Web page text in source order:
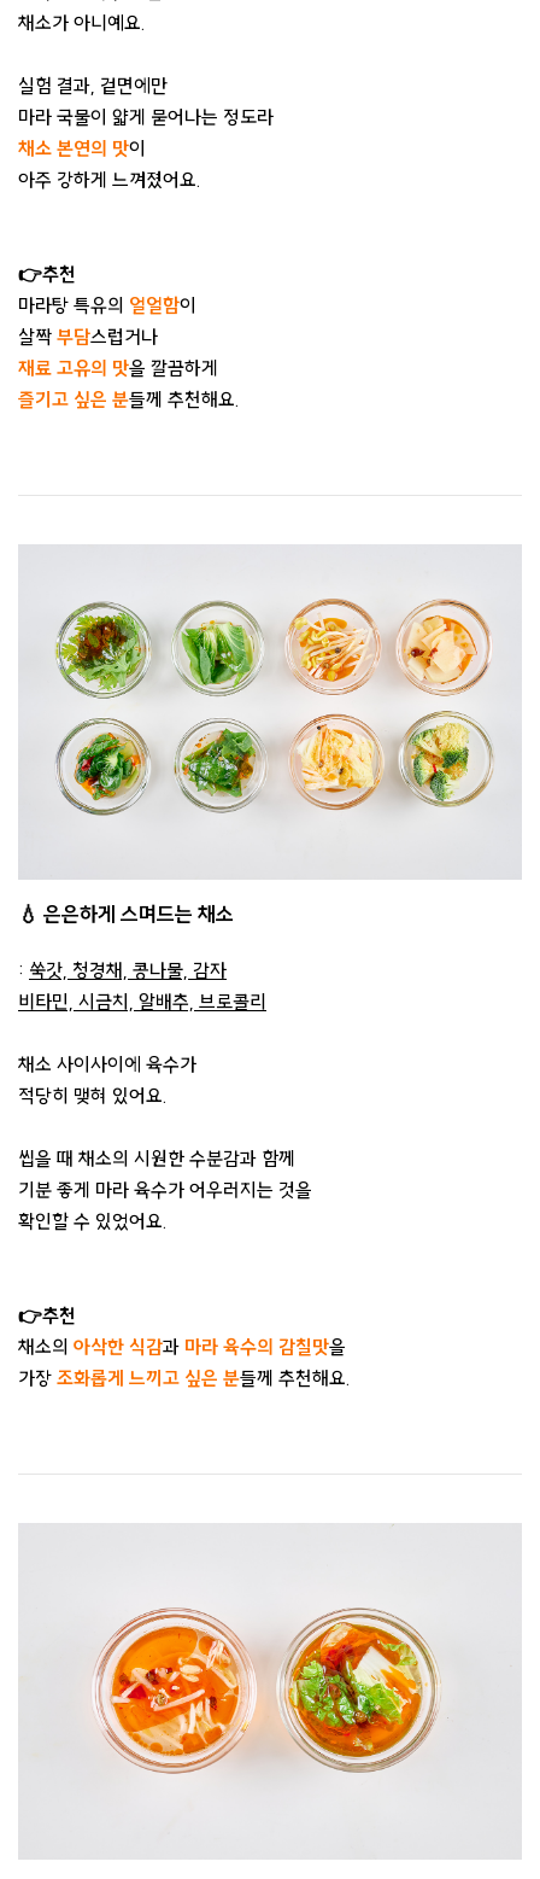
채소가 아니예요.
실험 결과, 겉면에만
마라 국물이 얇게 묻어나는 정도라
채소 본연의 맛이
아주 강하게 느껴졌어요.
👉추천
마라탕 특유의 얼얼함이
살짝 부담스럽거나
재료 고유의 맛을 깔끔하게
즐기고 싶은 분들께 추천해요.
💧 은은하게 스며드는 채소
: 쑥갓, 청경채, 콩나물, 감자
비타민, 시금치, 알배추, 브로콜리
채소 사이사이에 육수가
적당히 맺혀 있어요.
씹을 때 채소의 시원한 수분감과 함께
기분 좋게 마라 육수가 어우러지는 것을
확인할 수 있었어요.
👉추천
채소의 아삭한 식감과 마라 육수의 감칠맛을
가장 조화롭게 느끼고 싶은 분들께 추천해요.